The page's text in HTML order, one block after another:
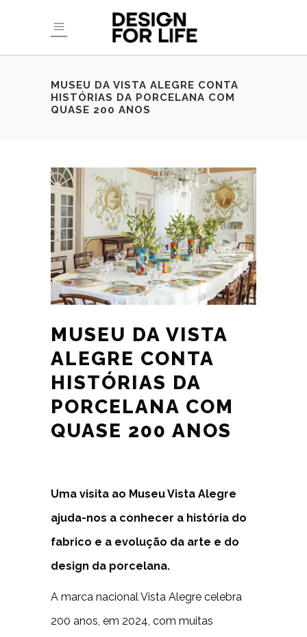
MUSEU DA VISTA ALEGRE CONTA
HISTÓRIAS DA PORCELANA COM
QUASE 200 ANOS
MUSEU DA VISTA
ALEGRE CONTA
HISTÓRIAS DA
PORCELANA COM
QUASE 200 ANOS
Uma visita ao Museu Vista Alegre
ajuda-nos a conhecer a história do
fabrico e a evolução da arte e do
design da porcelana.
A marca nacional Vista Alegre celebra
200 anos, em 2024, com muitas